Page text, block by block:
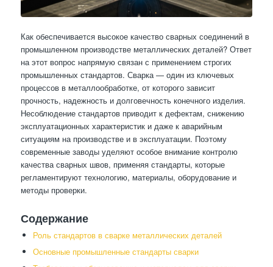
Как обеспечивается высокое качество сварных соединений в
промышленном производстве металлических деталей? Ответ
на этот вопрос напрямую связан с применением строгих
промышленных стандартов. Сварка — один из ключевых
процессов в металлообработке, от которого зависит
прочность, надежность и долговечность конечного изделия.
Несоблюдение стандартов приводит к дефектам, снижению
эксплуатационных характеристик и даже к аварийным
ситуациям на производстве и в эксплуатации. Поэтому
современные заводы уделяют особое внимание контролю
качества сварных швов, применяя стандарты, которые
регламентируют технологию, материалы, оборудование и
методы проверки.
Содержание
Роль стандартов в сварке металлических деталей
Основные промышленные стандарты сварки